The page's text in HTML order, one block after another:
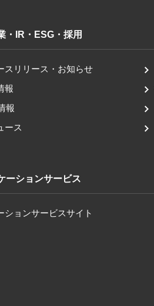
・IR・ESG・採用
スリリース・お知らせ
報
報
ース
ーションサービス
ションサービスサイト